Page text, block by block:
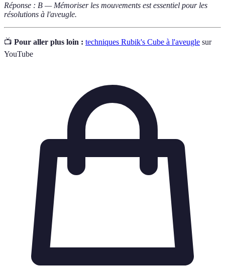
Réponse : B — Mémoriser les mouvements est essentiel pour les
résolutions à l'aveugle.
📺 Pour aller plus loin : techniques Rubik's Cube à l'aveugle sur
YouTube